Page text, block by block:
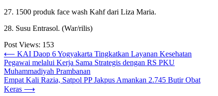
27. 1500 produk face wash Kahf dari Liza Maria.
28. Susu Entrasol. (War/rilis)
Post Views: 153
Post
navigation
⟵ KAI Daop 6 Yogyakarta Tingkatkan Layanan Kesehatan
Pegawai melalui Kerja Sama Strategis dengan RS PKU
Muhammadiyah Prambanan
Empat Kali Razia, Satpol PP Jakpus Amankan 2.745 Butir Obat
Keras ⟶